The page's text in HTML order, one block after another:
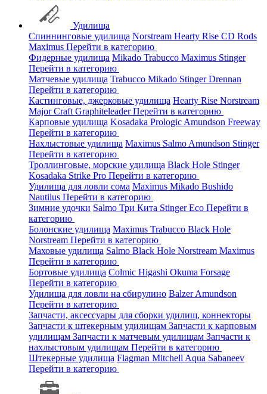
Удилища
Спиннинговые удилища Norstream Hearty Rise CD Rods
Maximus Перейти в категорию
Фидерные удилища Mikado Trabucco Maximus Stinger
Перейти в категорию
Матчевые удилища Trabucco Mikado StingerDrennan
Перейти в категорию
Кастинговые, джерковые удилища Hearty Rise Norstream
Major Craft GraphiteleaderПерейти в категорию
Карповые удилища Kosadaka Prologic Amundson Freeway
Перейти в категорию
Нахлыстовые удилища Maximus Salmo Amundson Stinger
Перейти в категорию
Троллинговые, морские удилища Black Hole Stinger
Kosadaka Strike Pro Перейти в категорию
Удилища для ловли сома Maximus Mikado Bushido
Nautilus Перейти в категорию
Зимние удочки Salmo Три Кита StingerEco Перейти в
категорию
Болонские удилища Maximus Trabucco Black Hole
Norstream Перейти в категорию
Маховые удилища Salmo Black Hole Norstream Maximus
Перейти в категорию
Бортовые удилища Colmic Higashi Okuma Forsage
Перейти в категорию
Удилища для ловли на сбирулино BalzerAmundson
Перейти в категорию
Запчасти, аксессуары для сборки удилищ, коннекторы
Запчасти к штекерным удилищам Запчасти к карповым
удилищам Запчасти к матчевым удилищам Запчасти к
нахлыстовым удилищам Перейти в категорию
Штекерные удилища Flagman Mitchell Aqua Sabaneev
Перейти в категорию